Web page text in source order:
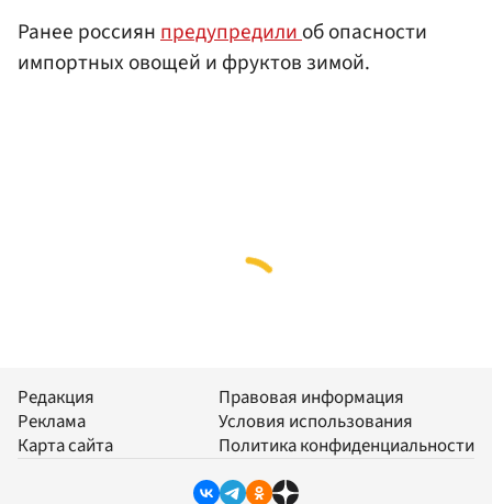
Ранее россиян предупредили об опасности
импортных овощей и фруктов зимой.
Редакция
Реклама
Карта сайта
Правовая информация
Условия использования
Политика конфиденциальности